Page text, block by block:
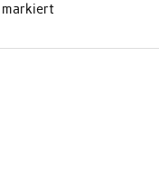
markiert